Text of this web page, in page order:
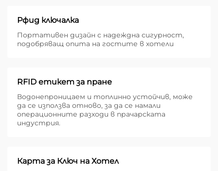
Рфид ключалка
Портативен дизайн с надеждна сигурност,
подобряващ опита на гостите в хотели
RFID етикет за пране
Водонепроницаем и топлинно устойчив, може
да се използва отново, за да се намали
операционните разходи в прачарската
индустрия.
Карта за Ключ на Хотел